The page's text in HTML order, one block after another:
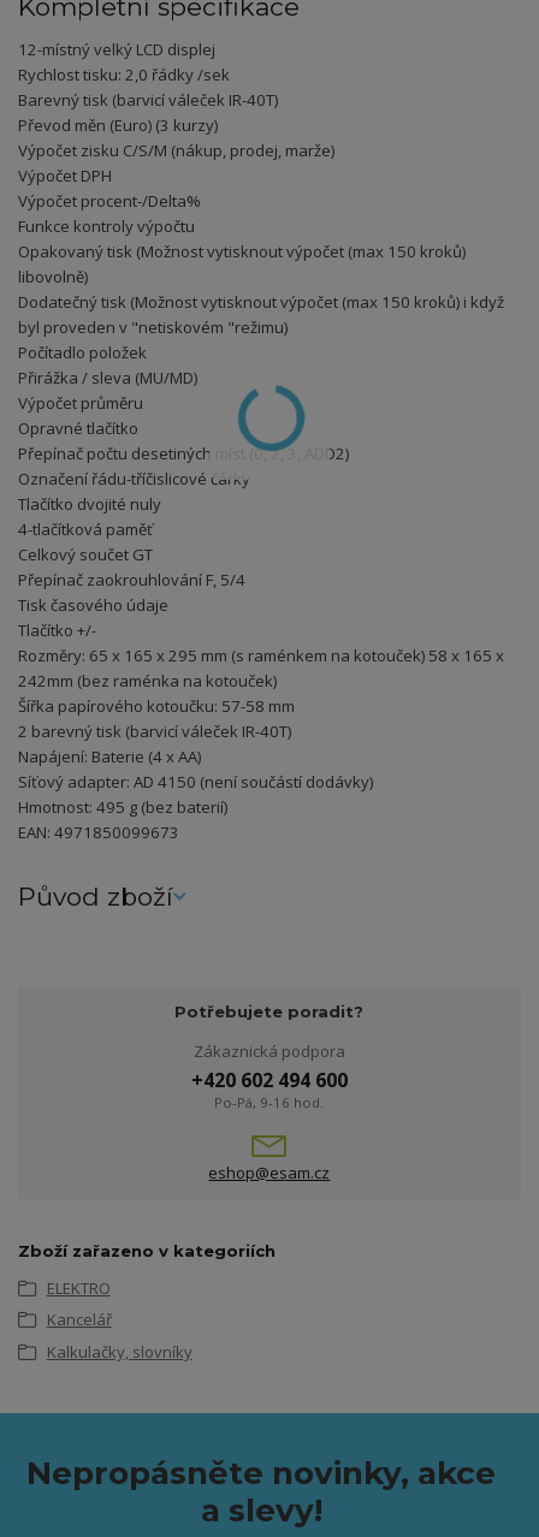
Kompletní specifikace
12-místný velký LCD displej
Rychlost tisku: 2,0 řádky /sek
Barevný tisk (barvicí váleček IR-40T)
Převod měn (Euro) (3 kurzy)
Výpočet zisku C/S/M (nákup, prodej, marže)
Výpočet DPH
Výpočet procent-/Delta%
Funkce kontroly výpočtu
Opakovaný tisk (Možnost vytisknout výpočet (max 150 kroků)
libovolně)
Dodatečný tisk (Možnost vytisknout výpočet (max 150 kroků) i když
byl proveden v "netiskovém "režimu)
Počítadlo položek
Přirážka / sleva (MU/MD)
Výpočet průměru
Opravné tlačítko
Přepínač počtu desetiných míst (0, 2, 3, ADD2)
Označení řádu-tříčislicové čárky
Tlačítko dvojité nuly
4-tlačítková paměť
Celkový součet GT
Přepínač zaokrouhlování F, 5/4
Tisk časového údaje
Tlačítko +/-
Rozměry: 65 x 165 x 295 mm (s raménkem na kotouček) 58 x 165 x
242mm (bez raménka na kotouček)
Šířka papírového kotoučku: 57-58 mm
2 barevný tisk (barvicí váleček IR-40T)
Napájení: Baterie (4 x AA)
Síťový adapter: AD 4150 (není součástí dodávky)
Hmotnost: 495 g (bez baterií)
EAN: 4971850099673
Původ zboží
Potřebujete poradit?
Zákaznická podpora
+420 602 494 600
Po-Pá, 9-16 hod.
eshop@esam.cz
Zboží zařazeno v kategoriích
ELEKTRO
Kancelář
Kalkulačky, slovníky
Nepropásněte novinky, akce
a slevy!